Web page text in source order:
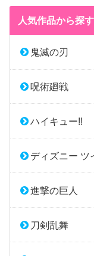
人気作品から探す
鬼滅の刃
呪術廻戦
ハイキュー!!
ディズニー ツ
進撃の巨人
刀剣乱舞